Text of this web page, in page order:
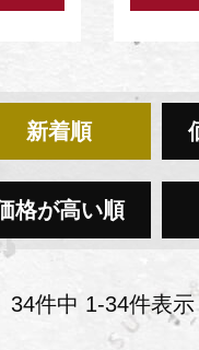
新着順
格が高い順
34件中 1-34件表示